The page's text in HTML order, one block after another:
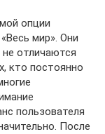
опции
мир». Они
отличаются
кто постоянно
пользователя
После